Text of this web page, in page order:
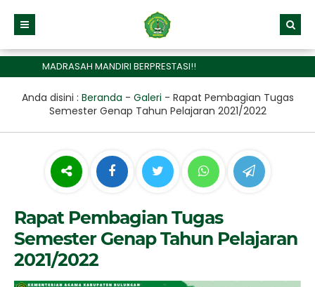
MADRASAH MANDIRI BERPRESTASI!!
Anda disini : Beranda - Galeri - Rapat Pembagian Tugas
Semester Genap Tahun Pelajaran 2021/2022
Rapat Pembagian Tugas
Semester Genap Tahun Pelajaran
2021/2022